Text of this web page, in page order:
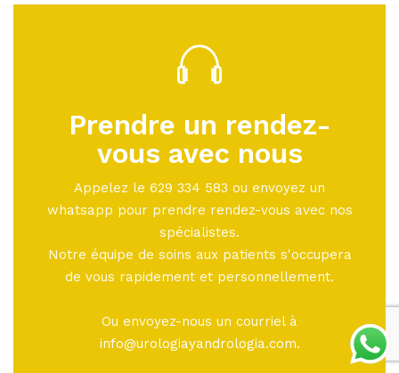
Prendre un rendez-
vous avec nous
Appelez le 629 334 583 ou envoyez un
whatsapp pour prendre rendez-vous avec nos
spécialistes.
Notre équipe de soins aux patients s'occupera
de vous rapidement et personnellement.
Ou envoyez-nous un courriel à
info@urologiayandrologia.com.